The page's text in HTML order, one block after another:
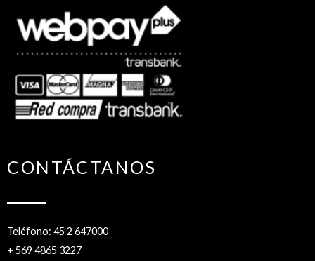
CONTÁCTANOS
Teléfono: 45 2 647000
+ 569 4865 3227